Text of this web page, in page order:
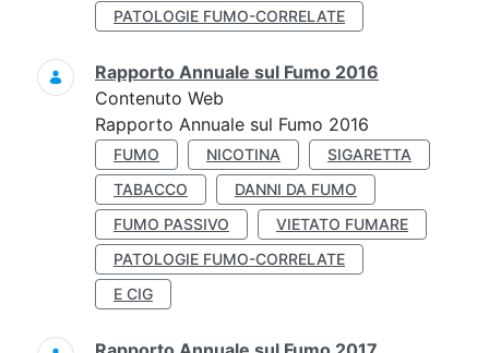
PATOLOGIE FUMO-CORRELATE
Rapporto Annuale sul Fumo 2016
Contenuto Web
Rapporto Annuale sul Fumo 2016
FUMO NICOTINA
SIGARETTA
TABACCO
DANNI DA FUMO
FUMO PASSIVO
VIETATO FUMARE
PATOLOGIE FUMO-CORRELATE
E CIG